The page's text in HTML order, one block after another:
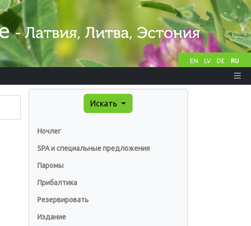
EN LV DE RU
Искать
Ночлег
SPA и специальные предложения
Паромы
Прибалтика
Резервировать
Издание